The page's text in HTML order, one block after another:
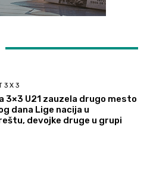
3 X 3
3×3 U21 zauzela drugo mesto
dana Lige nacija u
devojke druge u grupi